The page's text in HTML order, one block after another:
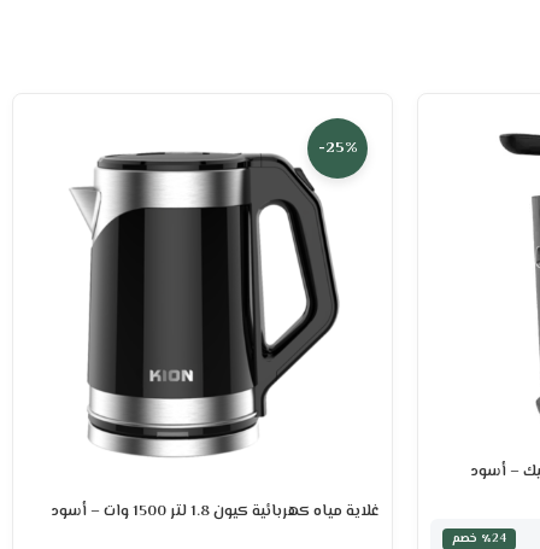
٪24 خصم
-25%
غلاية مياه كهربائية كيون 1.8 لتر 1500 وات – أسود